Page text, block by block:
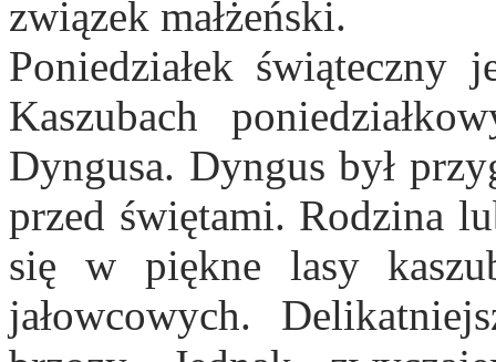
związek małżeński.
Poniedziałek
Kaszubach
Dyngusa. Dyngus był
przed świętami. Rodzina
się w piękne lasy
jałowcowych.